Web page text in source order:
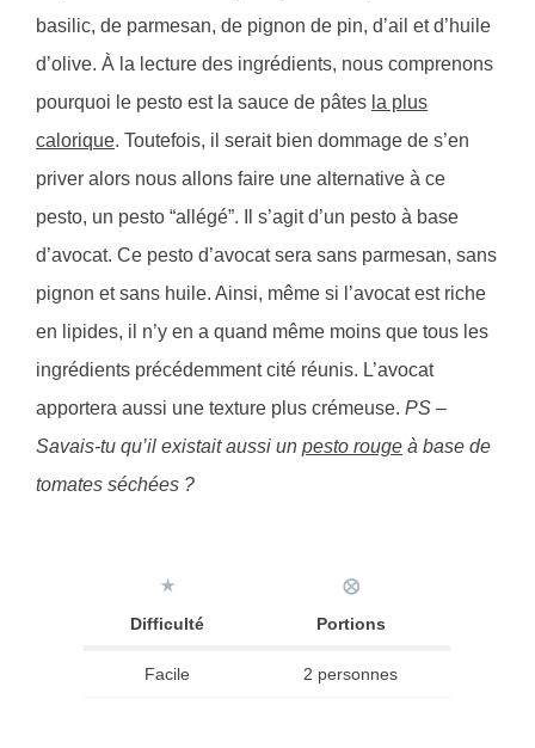
basilic, de parmesan, de pignon de pin, d’ail et d’huile
d’olive. À la lecture des ingrédients, nous comprenons
pourquoi le pesto est la sauce de pâtes la plus
calorique. Toutefois, il serait bien dommage de s’en
priver alors nous allons faire une alternative à ce
pesto, un pesto “allégé”. Il s’agit d’un pesto à base
d’avocat. Ce pesto d’avocat sera sans parmesan, sans
pignon et sans huile. Ainsi, même si l’avocat est riche
en lipides, il n’y en a quand même moins que tous les
ingrédients précédemment cité réunis. L’avocat
apportera aussi une texture plus crémeuse. PS –
Savais-tu qu’il existait aussi un pesto rouge à base de
tomates séchées ?
★
Difficulté
⨂
Portions
Facile 2 personnes